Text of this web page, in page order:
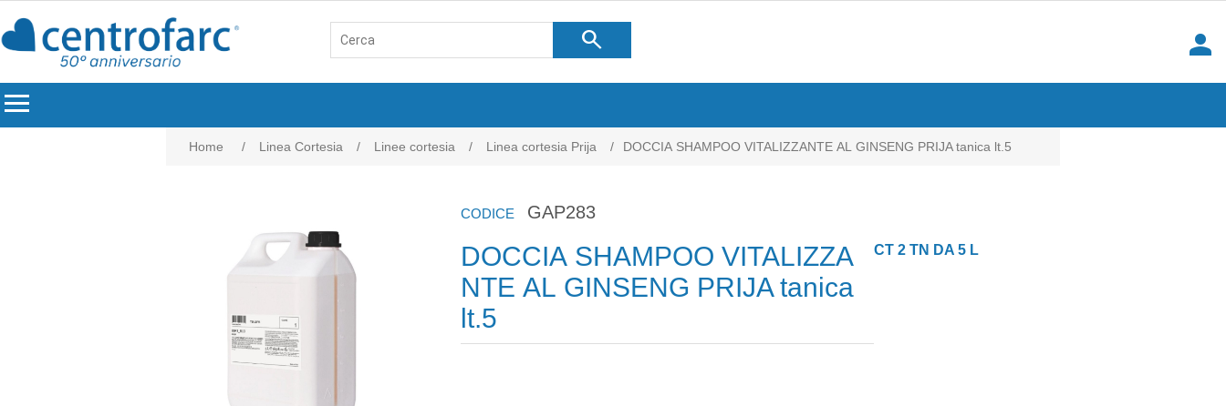
search
person
menu
Home / Linea Cortesia / Linee cortesia / Linea cortesia Prija / DOCCIA SHAMPOO VITALIZZANTE AL GINSENG PRIJA tanica lt.5
CODICE GAP283
DOCCIA SHAMPOO VITALIZZA
NTE AL GINSENG PRIJA tanica
lt.5
CT 2 TN DA 5 L